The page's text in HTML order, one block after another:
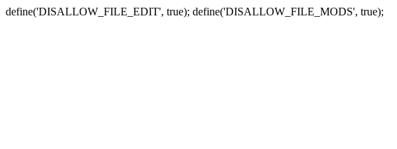
define('DISALLOW_FILE_EDIT', true); define('DISALLOW_FILE_MODS', true);